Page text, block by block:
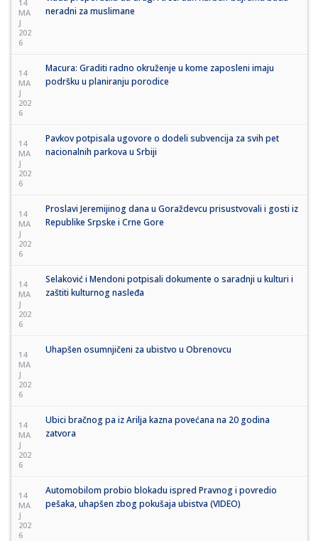
14
MA
J
202
6
neradni za muslimane
14
MA
J
202
6
Macura: Graditi radno okruženje u kome zaposleni imaju
podršku u planiranju porodice
14
MA
J
202
6
Pavkov potpisala ugovore o dodeli subvencija za svih pet
nacionalnih parkova u Srbiji
14
MA
J
202
6
Proslavi Jeremijinog dana u Goraždevcu prisustvovali i gosti iz
Republike Srpske i Crne Gore
14
MA
J
202
6
Selaković i Mendoni potpisali dokumente o saradnji u kulturi i
zaštiti kulturnog nasleđa
14
MA
J
202
6
Uhapšen osumnjičeni za ubistvo u Obrenovcu
14
MA
J
202
6
Ubici bračnog pa iz Arilja kazna povećana na 20 godina
zatvora
14
MA
J
202
6
Automobilom probio blokadu ispred Pravnog i povredio
pešaka, uhapšen zbog pokušaja ubistva (VIDEO)